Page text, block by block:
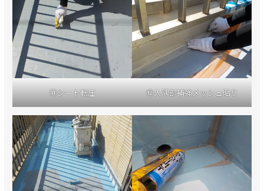
⑪シート転圧 ⑫入隅部補強メッシュ貼り